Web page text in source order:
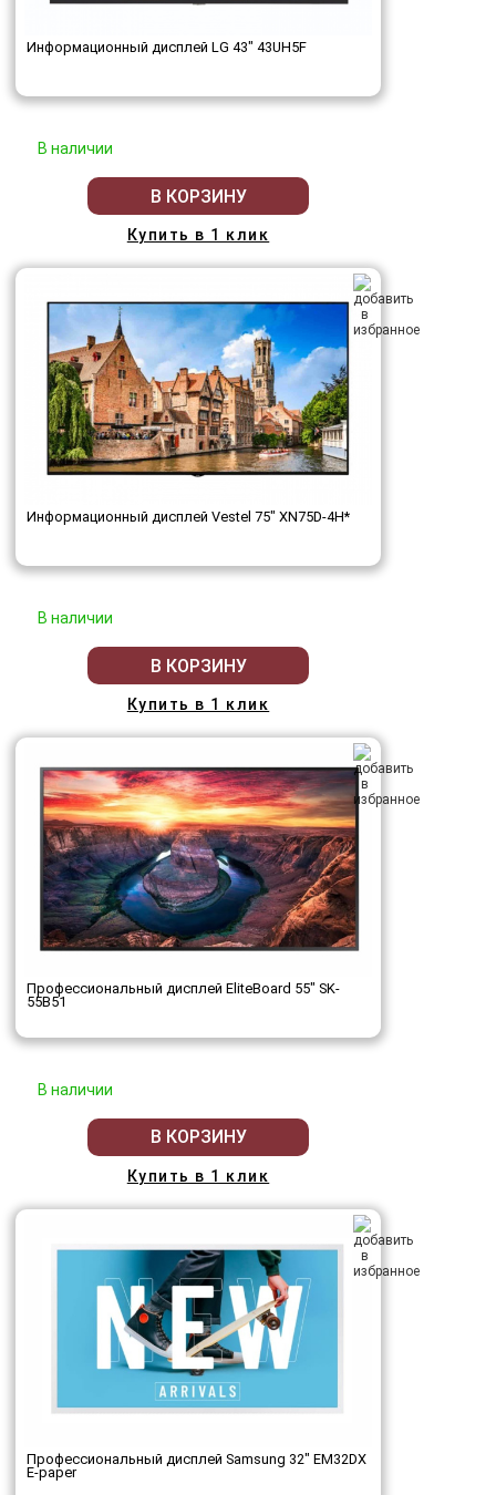
Информационный дисплей LG 43" 43UH5F
В наличии
В КОРЗИНУ
Купить в 1 клик
Информационный дисплей Vestel 75" XN75D-4H*
В наличии
В КОРЗИНУ
Купить в 1 клик
Профессиональный дисплей EliteBoard 55" SK-
55B51
В наличии
В КОРЗИНУ
Купить в 1 клик
Профессиональный дисплей Samsung 32" EM32DX
E-paper